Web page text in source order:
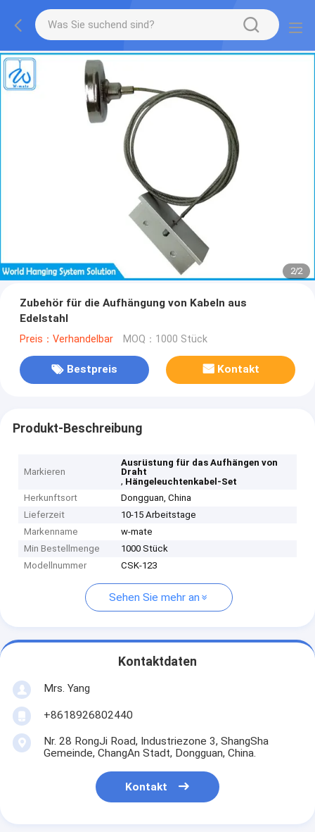
2/2
Zubehör für die Aufhängung von Kabeln aus
Edelstahl
Preis：Verhandelbar MOQ：1000 Stück
Bestpreis Kontakt
Produkt-Beschreibung
Markieren
Ausrüstung für das Aufhängen von
Draht
, Hängeleuchtenkabel-Set
Herkunftsort
Dongguan, China
Lieferzeit
10-15 Arbeitstage
Markenname
w-mate
Min Bestellmenge
1000 Stück
Modellnummer
CSK-123
Sehen Sie mehr an
Kontaktdaten
Mrs. Yang
+8618926802440
Nr. 28 RongJi Road, Industriezone 3, ShangSha
Gemeinde, ChangAn Stadt, Dongguan, China.
Kontakt